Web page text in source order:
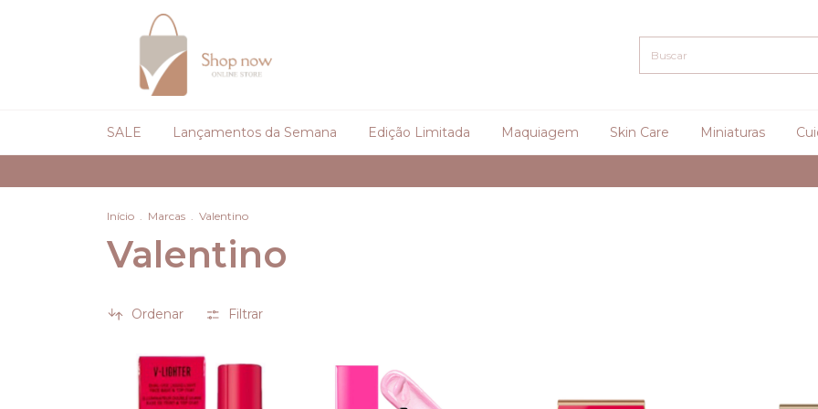
SALE Lançamentos da Semana Edição Limitada Maquiagem Skin Care Miniaturas
Início . Marcas . Valentino
Valentino
Ordenar Filtrar